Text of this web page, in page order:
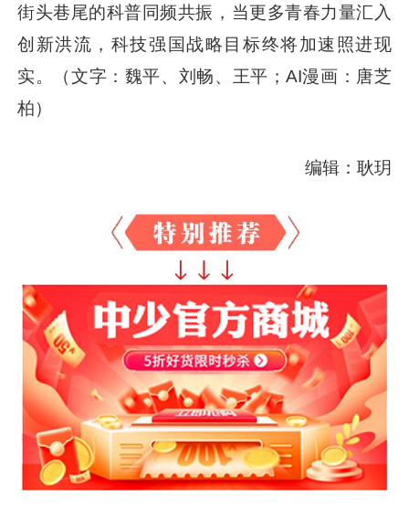
街头巷尾的科普同频共振，当更多青春力量汇入
创新洪流，科技强国战略目标终将加速照进现
实。（文字：魏平、刘畅、王平；AI漫画：唐芝
柏）
编辑：耿玥